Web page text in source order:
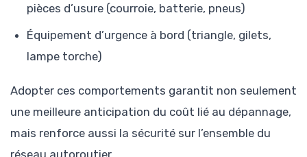
pièces d’usure (courroie, batterie, pneus)
Équipement d’urgence à bord (triangle, gilets,
lampe torche)
Adopter ces comportements garantit non seulement
une meilleure anticipation du coût lié au dépannage,
mais renforce aussi la sécurité sur l’ensemble du
réseau autoroutier.